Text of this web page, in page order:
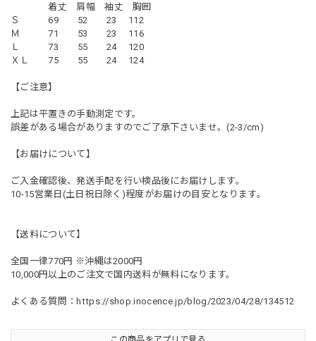
着丈 肩幅 袖丈 胸囲
Ｓ 69 52 23 112
Ｍ 71 53 23 116
Ｌ 73 55 24 120
ＸＬ 75 55 24 124
【ご注意】
上記は平置きの手動測定です。
誤差がある場合がありますのでご了承下さいませ。(2-3/cm)
【お届けについて】
ご入金確認後、発送手配を行い検品後にお届けします。
10-15営業日(土日祝日除く)程度がお届けの目安となります。
【送料について】
全国一律770円 ※沖縄は2000円
10,000円以上のご注文で国内送料が無料になります。
よくある質問： https://shop.inocence.jp/blog/2023/04/28/134512